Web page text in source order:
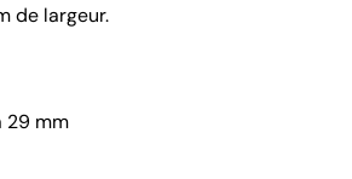
de largeur.
29 mm